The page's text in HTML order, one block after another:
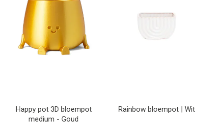
Happy pot 3D bloempot
medium - Goud
Rainbow bloempot | Wit